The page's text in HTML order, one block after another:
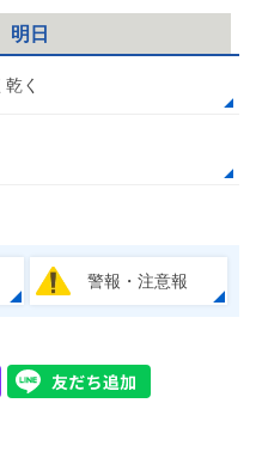
明日
く
警報・注意報